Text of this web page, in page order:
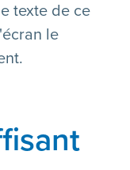
texte de ce
le